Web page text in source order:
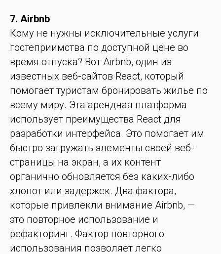
7. Airbnb
Кому не нужны исключительные услуги
гостеприимства по доступной цене во
время отпуска? Вот Airbnb, один из
известных веб-сайтов React, который
помогает туристам бронировать жилье по
всему миру. Эта арендная платформа
использует преимущества React для
разработки интерфейса. Это помогает им
быстро загружать элементы своей веб-
страницы на экран, а их контент
органично обновляется без каких-либо
хлопот или задержек. Два фактора,
которые привлекли внимание Airbnb, —
это повторное использование и
рефакторинг. Фактор повторного
использования позволяет легко